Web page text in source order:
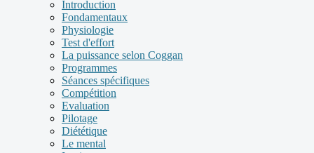
Introduction
Fondamentaux
Physiologie
Test d'effort
La puissance selon Coggan
Programmes
Séances spécifiques
Compétition
Evaluation
Pilotage
Diététique
Le mental